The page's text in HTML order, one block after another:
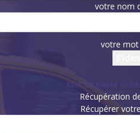
votre nom
votre mot
Mot de passe
Récupération
Récupérer